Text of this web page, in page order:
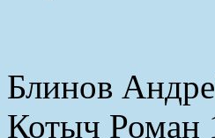
Блинов
Котыч Роман